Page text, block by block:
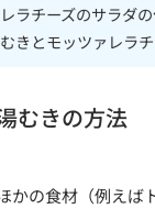
ラチーズのサラダ
きとモッツァレラ
むきの方法
かの食材（例えば